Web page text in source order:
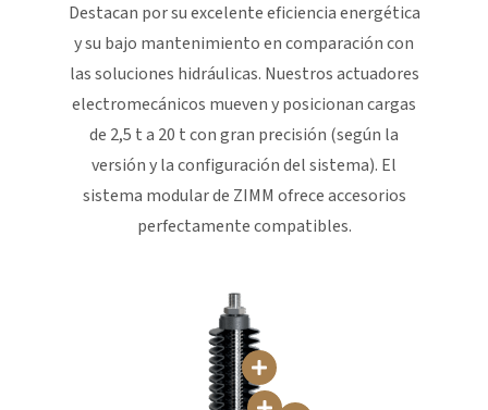
Destacan por su excelente eficiencia energética
y su bajo mantenimiento en comparación con
las soluciones hidráulicas. Nuestros actuadores
electromecánicos mueven y posicionan cargas
de 2,5 t a 20 t con gran precisión (según la
versión y la configuración del sistema). El
sistema modular de ZIMM ofrece accesorios
perfectamente compatibles.